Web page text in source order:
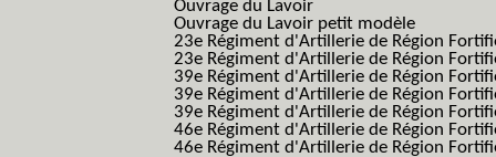
Ouvrage du Lavoir
Ouvrage du Lavoir petit modèle
23e Régiment d'Artillerie de Région
23e Régiment d'Artillerie de Région
39e Régiment d'Artillerie de Région
39e Régiment d'Artillerie de Région
39e Régiment d'Artillerie de Région
46e Régiment d'Artillerie de Région
46e Régiment d'Artillerie de Région